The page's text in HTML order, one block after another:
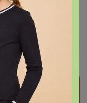
ROSE edp
Орг.
Поставьте отметку
сообщим как